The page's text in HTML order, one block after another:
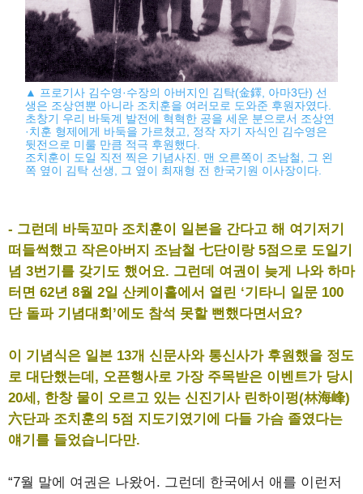
▲ 프로기사 김수영·수장의 아버지인 김탁(金鐸, 아마3단) 선
생은 조상연뿐 아니라 조치훈을 여러모로 도와준 후원자였다.
초창기 우리 바둑계 발전에 혁혁한 공을 세운 분으로서 조상연
·치훈 형제에게 바둑을 가르쳤고, 정작 자기 자식인 김수영은
뒷전으로 미룰 만큼 적극 후원했다.
조치훈이 도일 직전 찍은 기념사진. 맨 오른쪽이 조남철, 그 왼
쪽 옆이 김탁 선생, 그 옆이 최재형 전 한국기원 이사장이다.
- 그런데 바둑꼬마 조치훈이 일본을 간다고 해 여기저기
떠들썩했고 작은아버지 조남철 七단이랑 5점으로 도일기
념 3번기를 갖기도 했어요. 그런데 여권이 늦게 나와 하마
터면 62년 8월 2일 산케이홀에서 열린 ‘기타니 일문 100
단 돌파 기념대회’에도 참석 못할 뻔했다면서요?
이 기념식은 일본 13개 신문사와 통신사가 후원했을 정도
로 대단했는데, 오픈행사로 가장 주목받은 이벤트가 당시
20세, 한창 물이 오르고 있는 신진기사 린하이펑(林海峰)
六단과 조치훈의 5점 지도기였기에 다들 가슴 졸였다는
얘기를 들었습니다만.
“7월 말에 여권은 나왔어. 그런데 한국에서 애를 이런저